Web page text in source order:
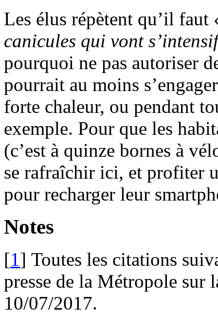
Les élus répètent qu’il faut
canicules qui vont
pourquoi ne pas autoriser
pourrait au moins
forte chaleur, ou pendant
exemple. Pour que les
(c’est à quinze bornes à
se rafraîchir ici, et profiter
pour recharger leur
Notes
[1] Toutes les citations
presse de la Métropole sur
10/07/2017.